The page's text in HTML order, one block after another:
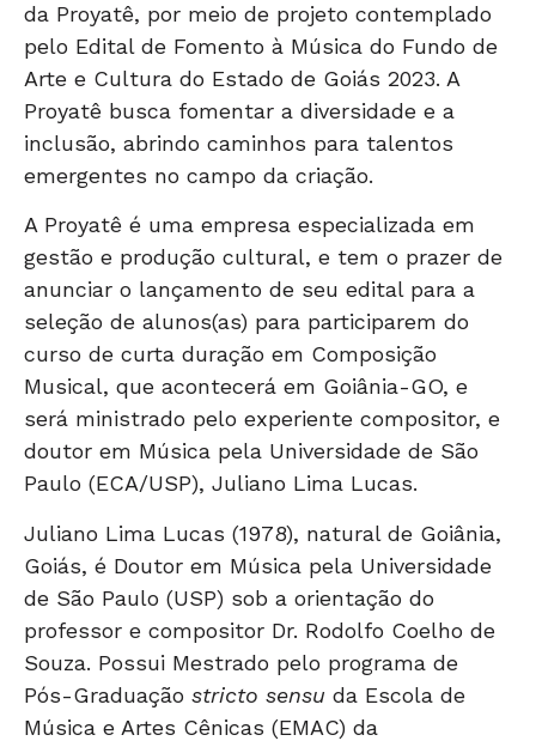
da Proyatê, por meio de projeto contemplado
pelo Edital de Fomento à Música do Fundo de
Arte e Cultura do Estado de Goiás 2023. A
Proyatê busca fomentar a diversidade e a
inclusão, abrindo caminhos para talentos
emergentes no campo da criação.
A Proyatê é uma empresa especializada em
gestão e produção cultural, e tem o prazer de
anunciar o lançamento de seu edital para a
seleção de alunos(as) para participarem do
curso de curta duração em Composição
Musical, que acontecerá em Goiânia-GO, e
será ministrado pelo experiente compositor, e
doutor em Música pela Universidade de São
Paulo (ECA/USP), Juliano Lima Lucas.
Juliano Lima Lucas (1978), natural de Goiânia,
Goiás, é Doutor em Música pela Universidade
de São Paulo (USP) sob a orientação do
professor e compositor Dr. Rodolfo Coelho de
Souza. Possui Mestrado pelo programa de
Pós-Graduação stricto sensu da Escola de
Música e Artes Cênicas (EMAC) da